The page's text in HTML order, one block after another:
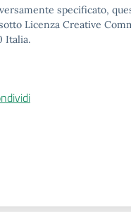
specificato,
Licenza Creative
Italia.